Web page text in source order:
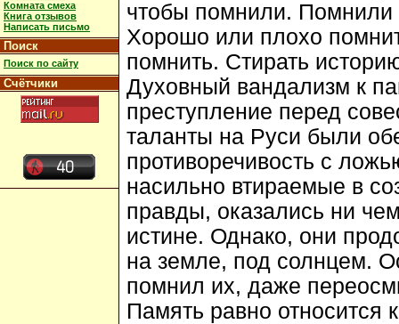
Комната смеха
Книга отзывов
Написать письмо
Поиск
Поиск по сайту
Счётчики
чтобы помнили. Помнили
Хорошо или плохо
помнить. Стирать
Духовный вандализм к
преступление перед
таланты на Руси были
противоречивость с
насильно втираемые в
правды, оказались ни
истине. Однако, они
на земле, под солнцем.
помнил их, даже
Память равно относится